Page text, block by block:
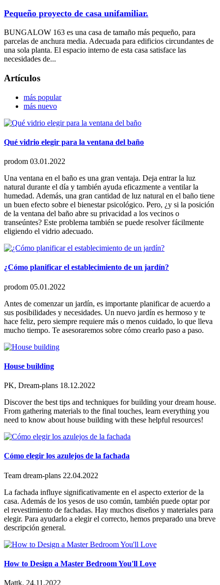
Pequeño proyecto de casa unifamiliar.
BUNGALOW 163 es una casa de tamaño más pequeño, para
parcelas de anchura media. Adecuada para edificios circundantes de
una sola planta. El espacio interno de esta casa satisface las
necesidades de...
Artículos
más popular
más nuevo
Qué vidrio elegir para la ventana del baño
prodom 03.01.2022
Una ventana en el baño es una gran ventaja. Deja entrar la luz
natural durante el día y también ayuda eficazmente a ventilar la
humedad. Además, una gran cantidad de luz natural en el baño tiene
un buen efecto sobre el bienestar psicológico. Pero, ¿y si la posición
de la ventana del baño abre su privacidad a los vecinos o
transeúntes? Este problema también se puede resolver fácilmente
eligiendo el vidrio adecuado.
¿Cómo planificar el establecimiento de un jardín?
prodom 05.01.2022
Antes de comenzar un jardín, es importante planificar de acuerdo a
sus posibilidades y necesidades. Un nuevo jardín es hermoso y te
hace feliz, pero siempre requiere más o menos cuidado, lo que lleva
mucho tiempo. Te asesoraremos sobre cómo crearlo paso a paso.
House building
PK, Dream-plans 18.12.2022
Discover the best tips and techniques for building your dream house.
From gathering materials to the final touches, learn everything you
need to know about house building with these helpful resources!
Cómo elegir los azulejos de la fachada
Team dream-plans 22.04.2022
La fachada influye significativamente en el aspecto exterior de la
casa. Además de los yesos de uso común, también puede optar por
el revestimiento de fachadas. Hay muchos diseños y materiales para
elegir. Para ayudarlo a elegir el correcto, hemos preparado una breve
descripción general.
How to Design a Master Bedroom You'll Love
Mattk. 24.11.2022